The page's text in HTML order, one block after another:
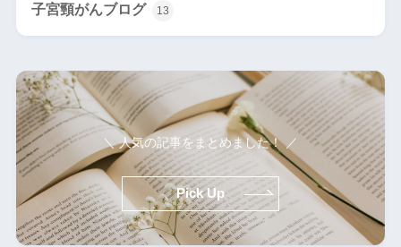
子宮頸がんブログ 13
＼ 人気の記事をまとめました！ ／
Pick Up